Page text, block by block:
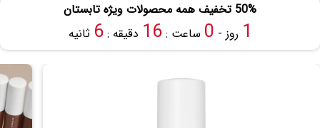
50% تخفیف همه محصولات ویژه تابستان
1 روز - 0 ساعت :16 دقیقه :5 ثانیه